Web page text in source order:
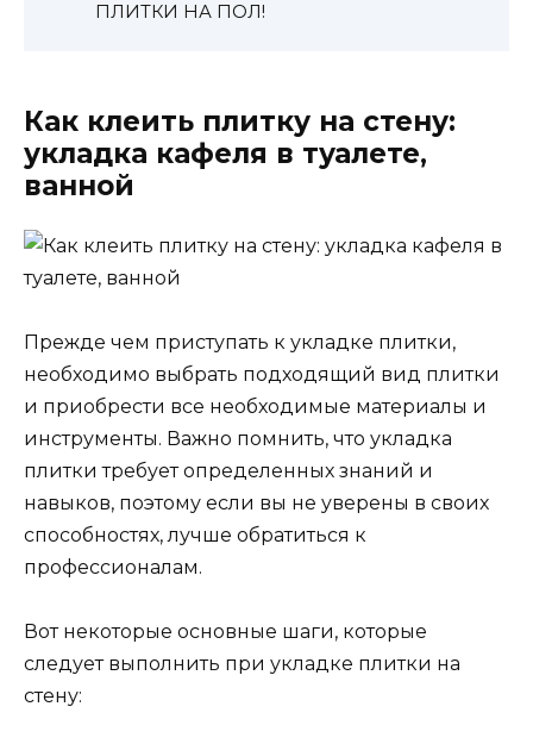
ПЛИТКИ НА ПОЛ!
Как клеить плитку на стену:
укладка кафеля в туалете,
ванной
Прежде чем приступать к укладке плитки,
необходимо выбрать подходящий вид плитки
и приобрести все необходимые материалы и
инструменты. Важно помнить, что укладка
плитки требует определенных знаний и
навыков, поэтому если вы не уверены в своих
способностях, лучше обратиться к
профессионалам.
Вот некоторые основные шаги, которые
следует выполнить при укладке плитки на
стену: